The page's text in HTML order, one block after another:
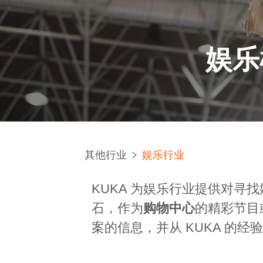
娱
其他行业 娱乐行业
KUKA 为娱乐行业提供对寻
石，作为购物中心的精彩节目
案的信息，并从 KUKA 的经